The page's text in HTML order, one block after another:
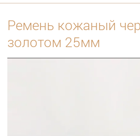
Ремень кожаный
золотом 25мм